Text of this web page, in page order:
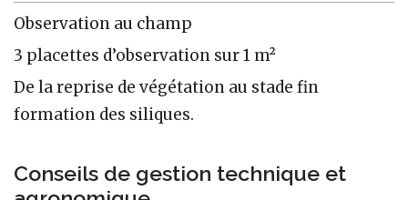
Observation au champ
3 placettes d’observation sur 1 m²
De la reprise de végétation au stade fin
formation des siliques.
Conseils de gestion technique et